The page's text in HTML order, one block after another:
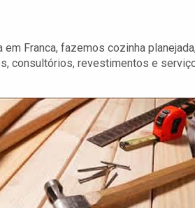
em Franca, fazemos cozinha
consultórios, revestimentos e